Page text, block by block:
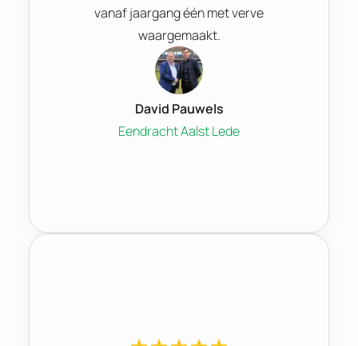
vanaf jaargang één met verve
waargemaakt.
David Pauwels
Eendracht Aalst Lede